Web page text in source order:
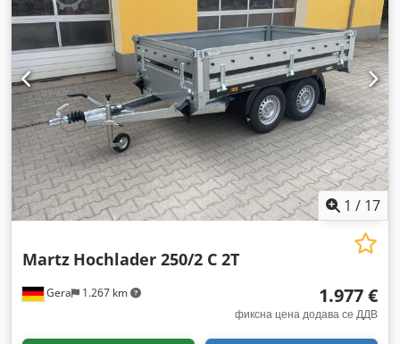
1 / 17
Gera 1.267 km
Martz Hochlader 250/2 C 2T
1.977 €
фиксна цена додава се ДДВ